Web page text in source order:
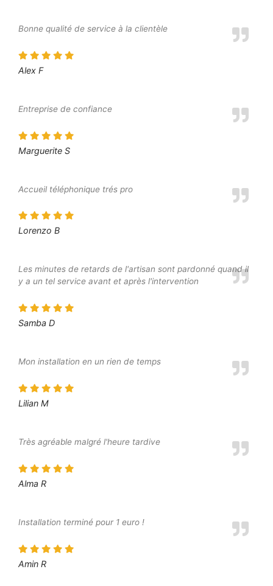
Bonne qualité de service à la clientèle
Alex F
Entreprise de confiance
Marguerite S
Accueil téléphonique trés pro
Lorenzo B
Les minutes de retards de l'artisan sont pardonné quand il
y a un tel service avant et après l'intervention
Samba D
Mon installation en un rien de temps
Lilian M
Très agréable malgré l'heure tardive
Alma R
Installation terminé pour 1 euro !
Amin R